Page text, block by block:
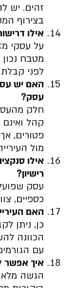
זהים. יש
בצירוף
אילו
על עסקי
מטבח
לפני קבלת
האם יש
עסק?
חלק
קהל
פטורים,
מול
אילו
רישיון?
עסק
כספיים,
האם
כן, ניתן
הכוונה
עם
איך אפשר
הגשה